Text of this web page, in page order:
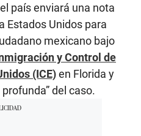
país enviará una nota
Estados Unidos para
mexicano bajo
y Control de
(ICE)en Florida y
del caso.